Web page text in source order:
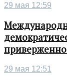
29 мая 12:59
29 мая 12:51